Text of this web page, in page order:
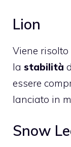
Lion
Viene
la stabilità
essere
lanciato in
Snow